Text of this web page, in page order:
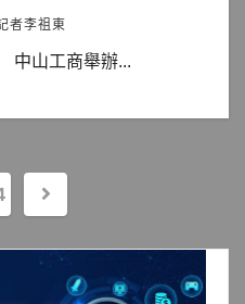
者李祖東
中山工商舉辦...